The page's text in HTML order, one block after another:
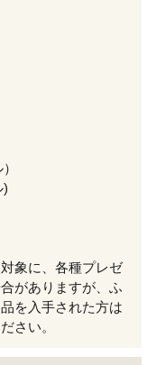
)
象に、各種プレゼ
がありますが、ふ
を入手された方は
さい。